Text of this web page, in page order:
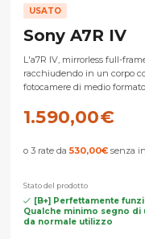
USATO
Sony A7R IV
L'a7R IV, mirrorless full-
racchiudendo in un corpo
fotocamere di medio
1.590,00€
o 3 rate da 530,00€ senza
Stato del prodotto
[B+] Perfettamente
Qualche minimo segno di
da normale utilizzo